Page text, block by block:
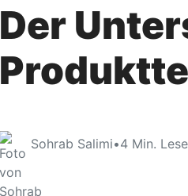
Der
Sohrab Salimi•4 Min.